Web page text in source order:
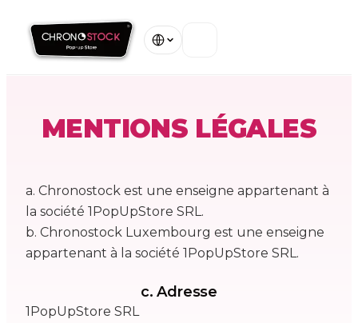
À Propos
Garanties
Contact
Voir tous nos magasins
MENTIONS LÉGALES
a. Chronostock est une enseigne appartenant à
la société 1PopUpStore SRL.
b. Chronostock Luxembourg est une enseigne
appartenant à la société 1PopUpStore SRL.
c.Adresse
1PopUpStore SRL